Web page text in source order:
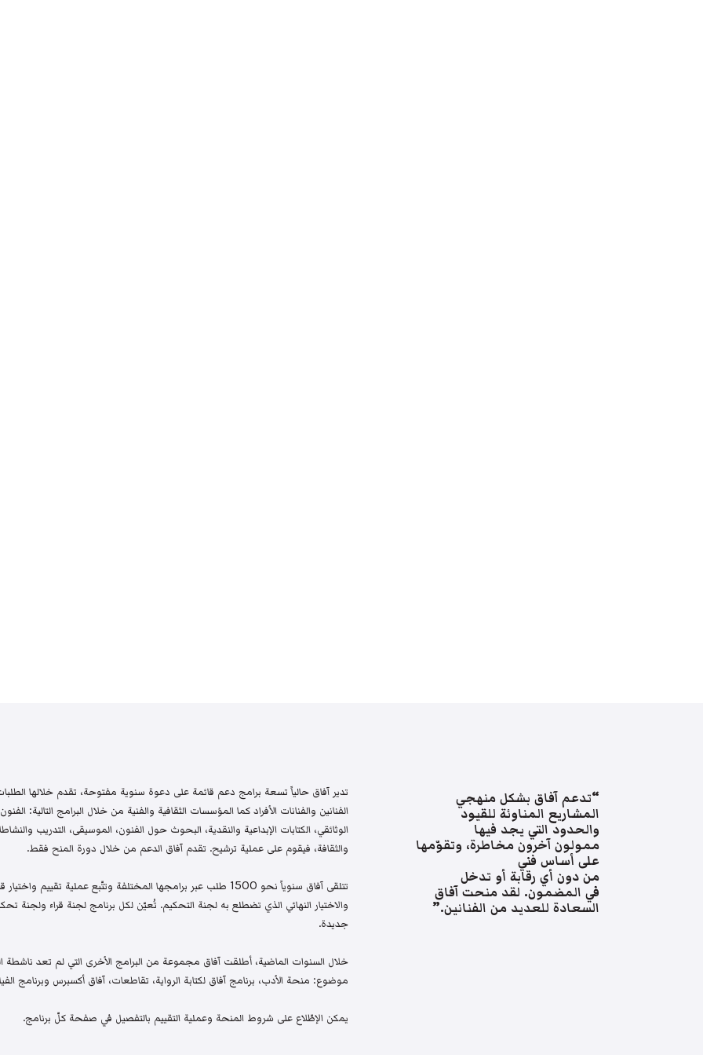
“تدعم آفاق بشكل منهجي
المشاريع المناوئة للقيود
والحدود التي يجد فيها
ممولون آخرون مخاطرة، وتقوّمها
على أساس فني
من دون أي رقابة أو تدخل
في المضمون. لقد منحت آفاق
السعادة للعديد من الفنانين.”
تدير آفاق حالياً تسعة برامج دعم قائمة على دعوة سنوية مفتوحة، تقدم خلالها
الفنانين والفنانات الأفراد كما المؤسسات الثقافية والفنية من خلال البرامج التالية:
الوثائقي، الكتابات الإبداعية والنقدية، البحوث حول الفنون، الموسيقى، التدريب
والثقافة، فيقوم على عملية ترشيح. تقدم آفاق الدعم من خلال دورة المنح فقط.
تتلقى آفاق سنوياً نحو 1500 طلب عبر برامجها المختلفة وتتّبع عملية
والاختيار النهائي الذي تضطلع به لجنة التحكيم. تُعيّن لكل برنامج لجنة قراء
جديدة.
خلال السنوات الماضية، أطلقت آفاق مجموعة من البرامج الأخرى التي لم تعد ناشطة
موضوع: منحة الأدب، برنامج آفاق لكتابة الرواية، تقاطعات، آفاق أكسبرس وبرنامج
يمكن الإطّلاع على شروط المنحة وعملية التقييم بالتفصيل في صفحة كلّ برنامج.